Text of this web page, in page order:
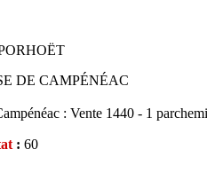
DE CAMPÉNÉAC
: Vente 1440 - 1
: 60